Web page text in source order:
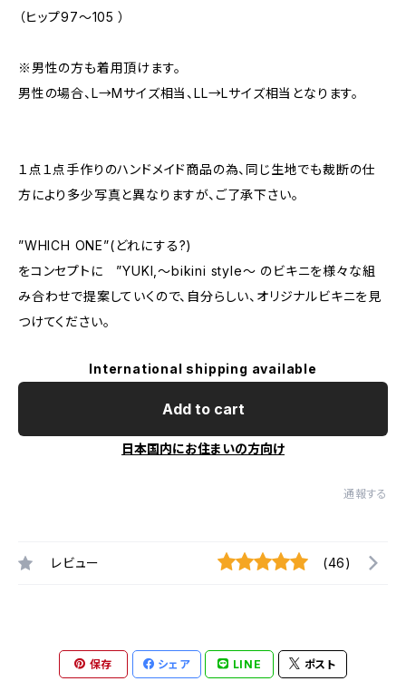
（ヒップ97〜105 ）
※男性の方も着用頂けます。
男性の場合、L→Mサイズ相当、LL→Lサイズ相当となります。
１点１点手作りのハンドメイド商品の為、同じ生地でも裁断の仕
方により多少写真と異なりますが、ご了承下さい。
”WHICH ONE”(どれにする?)
をコンセプトに ”YUKI,～bikini style～ のビキニを様々な組
み合わせで提案していくので、自分らしい、オリジナルビキニを見
つけてください。
International shipping available
Add to cart
日本国内にお住まいの方向け
通報する
レビュー (46)
保存 シェア LINE ポスト